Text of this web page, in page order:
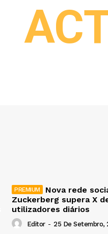
Nova rede
Zuckerberg supera X
utilizadores diários
Editor - 25 De Setembro,